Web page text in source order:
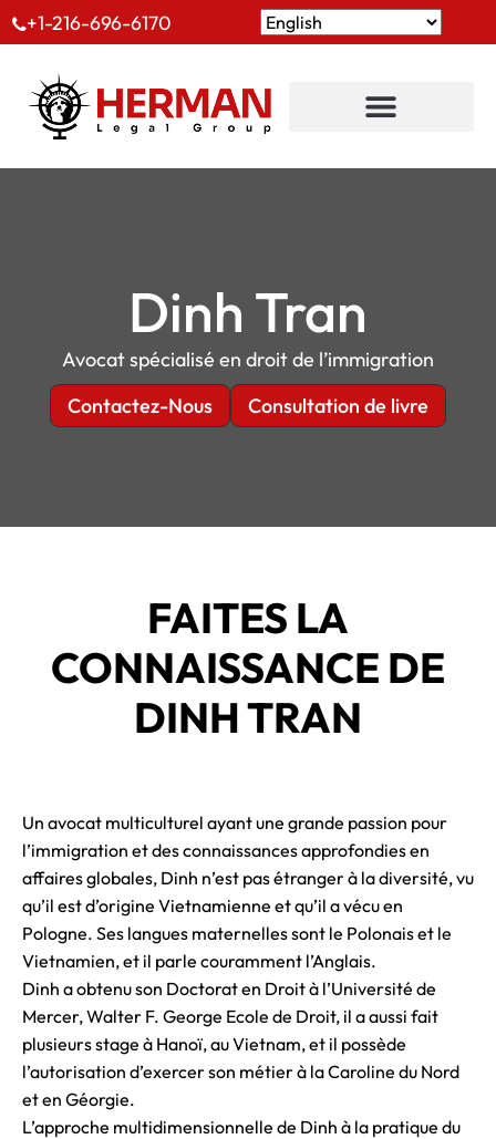
+1-216-696-6170
Dinh Tran
Avocat spécialisé en droit de l’immigration
Contactez-Nous
Consultation de livre
FAITES LA
CONNAISSANCE DE
DINH TRAN
Un avocat multiculturel ayant une grande passion pour
l’immigration et des connaissances approfondies en
affaires globales, Dinh n’est pas étranger à la diversité, vu
qu’il est d’origine Vietnamienne et qu’il a vécu en
Pologne. Ses langues maternelles sont le Polonais et le
Vietnamien, et il parle couramment l’Anglais.
Dinh a obtenu son Doctorat en Droit à l’Université de
Mercer, Walter F. George Ecole de Droit, il a aussi fait
plusieurs stage à Hanoï, au Vietnam, et il possède
l’autorisation d’exercer son métier à la Caroline du Nord
et en Géorgie.
L’approche multidimensionnelle de Dinh à la pratique du